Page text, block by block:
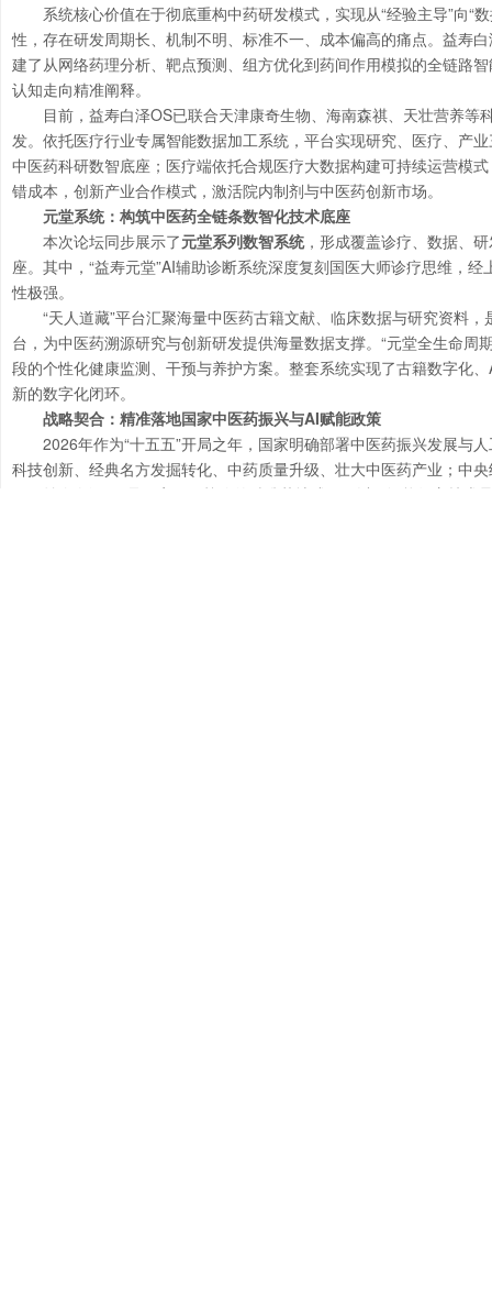
系统核心价值在于彻底重构中药研发模式，实现从“经验主导”向
性，存在研发周期长、机制不明、标准不一、成本偏高的痛点。益寿
建了从网络药理分析、靶点预测、组方优化到药间作用模拟的全链路
认知走向精准阐释。
目前，益寿白泽OS已联合天津康奇生物、海南森祺、天壮营养
发。依托医疗行业专属智能数据加工系统，平台实现研究、医疗、产
中医药科研数智底座；医疗端依托合规医疗大数据构建可持续运营模
错成本，创新产业合作模式，激活院内制剂与中医药创新市场。
元堂系统：构筑中医药全链条数智化技术底座
本次论坛同步展示了元堂系列数智系统，形成覆盖诊疗、数据、
座。其中，“益寿元堂”AI辅助诊断系统深度复刻国医大师诊疗思维，
性极强。
“天人道藏”平台汇聚海量中医药古籍文献、临床数据与研究资料
台，为中医药溯源研究与创新研发提供海量数据支撑。“元堂全生命
段的个性化健康监测、干预与养护方案。整套系统实现了古籍数字化
新的数字化闭环。
战略契合：精准落地国家中医药振兴与AI赋能政策
2026年作为“十五五”开局之年，国家明确部署中医药振兴发展与
科技创新、经典名方发掘转化、中药质量升级、壮大中医药产业；中
益寿白泽OS是国家顶层战略的精准落地成果：以AI智能组方技